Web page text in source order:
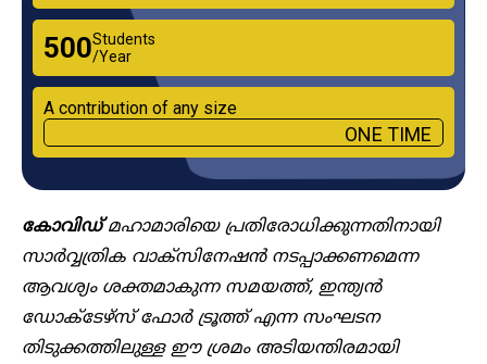
₹500Students
/Year
A contribution of any size
ONE TIME
കോവിഡ്മഹാമാരിയെ പ്രതിരോധിക്കുന്നതിനായി
സാർവ്വത്രിക വാക്സിനേഷൻ നടപ്പാക്കണമെന്ന
‍ആവശ്യം ശക്തമാകുന്ന സമയത്ത്, ഇന്ത്യൻ
ഡോക്ടേഴ്സ് ഫോർ ട്രൂത്ത് എന്ന സംഘടന
തിടുക്കത്തിലുള്ള ഈ ശ്രമം അടിയന്തിരമായി